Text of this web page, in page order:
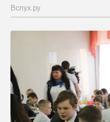
Вслух.ру